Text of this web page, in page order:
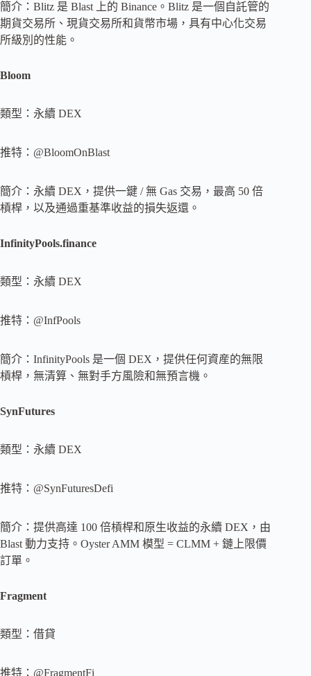
簡介：Blitz 是 Blast 上的 Binance。Blitz 是一個自託管的
期貨交易所、現貨交易所和貨幣市場，具有中心化交易
所級別的性能。
Bloom
類型：永續 DEX
推特：@BloomOnBlast
簡介：永續 DEX，提供一鍵 / 無 Gas 交易，最高 50 倍
槓桿，以及通過重基準收益的損失返還。
InfinityPools.finance
類型：永續 DEX
推特：@InfPools
簡介：InfinityPools 是一個 DEX，提供任何資産的無限
槓桿，無清算、無對手方風險和無預言機。
SynFutures
類型：永續 DEX
推特：@SynFuturesDefi
簡介：提供高達 100 倍槓桿和原生收益的永續 DEX，由
Blast 動力支持。Oyster AMM 模型 = CLMM + 鏈上限價
訂單。
Fragment
類型：借貸
推特：@FragmentFi